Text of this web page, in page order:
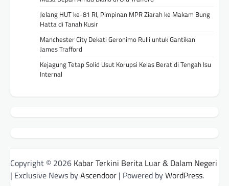
Jelang HUT ke-81 RI, Pimpinan MPR Ziarah ke Makam Bung
Hatta di Tanah Kusir
Manchester City Dekati Geronimo Rulli untuk Gantikan
James Trafford
Kejagung Tetap Solid Usut Korupsi Kelas Berat di Tengah Isu
Internal
Copyright © 2026 Kabar Terkini Berita Luar & Dalam Negeri
| Exclusive News byAscendoor | Powered byWordPress.